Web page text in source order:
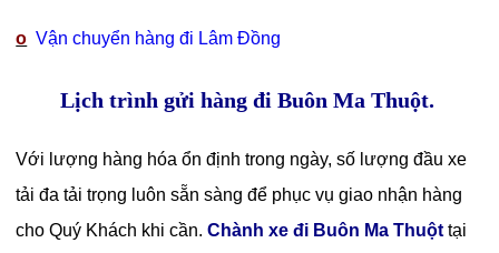
o Vận chuyển hàng đi Lâm Đồng
Lịch trình gửi hàng đi Buôn Ma Thuột.
Với lượng hàng hóa ổn định trong ngày, số lượng đầu xe
tải đa tải trọng luôn sẵn sàng để phục vụ giao nhận hàng
cho Quý Khách khi cần.Chành xe đi Buôn Ma Thuộttại